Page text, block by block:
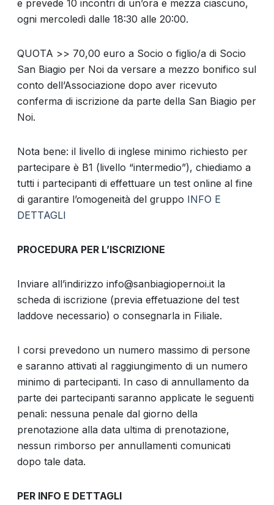
e prevede 10 incontri di un’ora e mezza ciascuno,
ogni mercoledì dalle 18:30 alle 20:00.
QUOTA >> 70,00 euro a Socio o figlio/a di Socio
San Biagio per Noi da versare a mezzo bonifico sul
conto dell’Associazione dopo aver ricevuto
conferma di iscrizione da parte della San Biagio per
Noi.
Nota bene: il livello di inglese minimo richiesto per
partecipare è B1 (livello “intermedio”), chiediamo a
tutti i partecipanti di effettuare un test online al fine
di garantire l’omogeneità del gruppo INFO E
DETTAGLI
PROCEDURA PER L’ISCRIZIONE
Inviare all’indirizzo info@sanbiagiopernoi.it la
scheda di iscrizione (previa effetuazione del test
laddove necessario) o consegnarla in Filiale.
I corsi prevedono un numero massimo di persone
e saranno attivati al raggiungimento di un numero
minimo di partecipanti. In caso di annullamento da
parte dei partecipanti saranno applicate le seguenti
penali: nessuna penale dal giorno della
prenotazione alla data ultima di prenotazione,
nessun rimborso per annullamenti comunicati
dopo tale data.
PER INFO E DETTAGLI